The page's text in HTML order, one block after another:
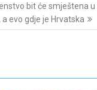
bit će smještena u
evo gdje je Hrvatska